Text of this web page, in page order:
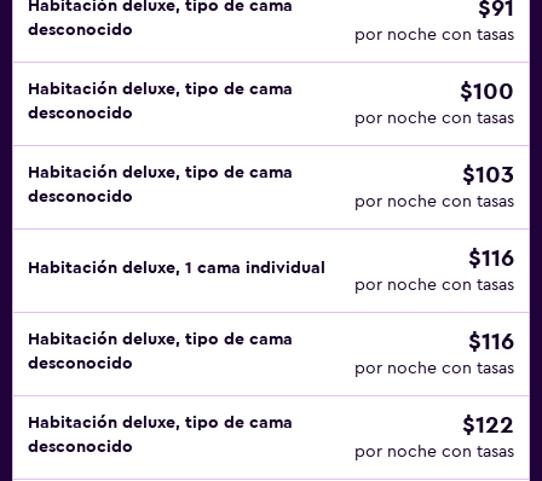
Habitación deluxe, tipo de cama
desconocido
$91
por noche con tasas
Habitación deluxe, tipo de cama
desconocido
$100
por noche con tasas
Habitación deluxe, tipo de cama
desconocido
$103
por noche con tasas
Habitación deluxe, 1 cama individual $116
por noche con tasas
Habitación deluxe, tipo de cama
desconocido
$116
por noche con tasas
Habitación deluxe, tipo de cama
desconocido
$122
por noche con tasas